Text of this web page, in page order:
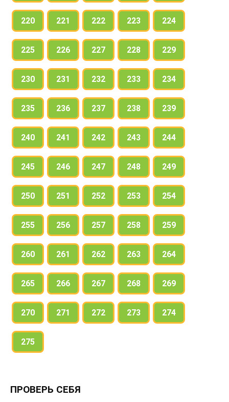
220 221 222 223 224
225 226 227 228 229
230 231 232 233 234
235 236 237 238 239
240 241 242 243 244
245 246 247 248 249
250 251 252 253 254
255 256 257 258 259
260 261 262 263 264
265 266 267 268 269
270 271 272 273 274
275
ПРОВЕРЬ СЕБЯ